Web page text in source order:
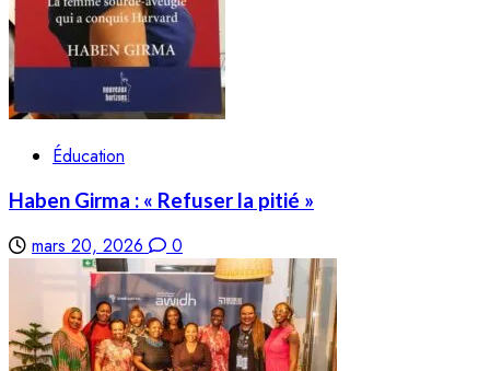
Éducation
Haben Girma : « Refuser la pitié »
mars 20, 2026 0